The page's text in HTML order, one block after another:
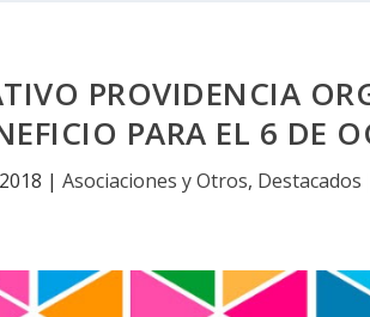
PROVIDENCIA
PARA EL 6 DE
| Asociaciones y Otros, Destacados